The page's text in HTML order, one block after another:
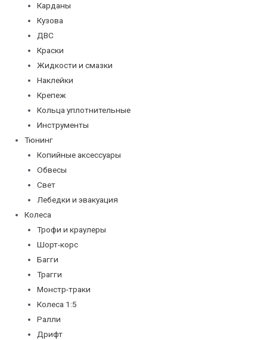
Карданы
Кузова
ДВС
Краски
Жидкости и смазки
Наклейки
Крепеж
Кольца уплотнительные
Инструменты
Тюнинг
Копийные аксессуары
Обвесы
Свет
Лебедки и эвакуация
Колеса
Трофи и краулеры
Шорт-корс
Багги
Трагги
Монстр-траки
Колеса 1:5
Ралли
Дрифт